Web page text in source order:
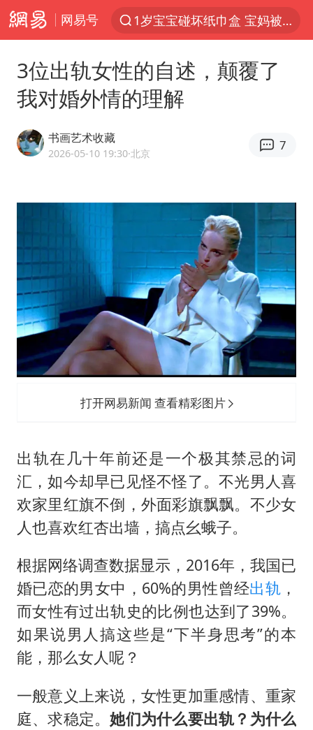
网易号
1岁宝宝碰坏纸巾盒 宝妈被索赔924元
以“新”破局 首发经济点亮城市消费活力
Meta被判支付5.67亿美元
中国稀土盘中涨停
日本广岛民众举行游行反对政府行径
21楼高空抛物嫌疑人被拘留
日韩股市高开跳水 SK海力士下挫转跌
台风白海豚最新路径研判来了
OpenAI为免费用户升级GPT-5.6 Luna
粉笔发布“自曝式”公开信
女子利用漏洞0元薅走3000多件家电
毛宁转发梯田音乐会视频海外网友赞叹
奋进开新局 实干挑大梁
3位出轨女性的自述，颠覆了
我对婚外情的理解
书画艺术收藏
2026-05-10 19:30·北京
7
打开网易新闻 查看精彩图片
出轨在几十年前还是一个极其禁忌的词
汇，如今却早已见怪不怪了。不光男人喜
欢家里红旗不倒，外面彩旗飘飘。不少女
人也喜欢红杏出墙，搞点幺蛾子。
根据网络调查数据显示，2016年，我国已
婚已恋的男女中，60%的男性曾经出轨 ，
而女性有过出轨史的比例也达到了39%。
如果说男人搞这些是“下半身思考”的本
能，那么女人呢？
一般意义上来说，女性更加重感情、重家
庭、求稳定。她们为什么要出轨？为什么